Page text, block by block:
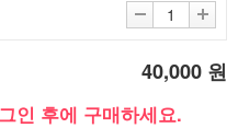
40,000 원
인 후에 구매하세요.